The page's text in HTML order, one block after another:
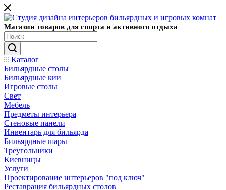
Магазин товаров для спорта и активного отдыха
Каталог
Бильярдные столы
Бильярдные кии
Игровые столы
Свет
Мебель
Предметы интерьера
Стеновые панели
Инвентарь для бильярда
Бильярдные шары
Треугольники
Киевницы
Услуги
Проектирование интерьеров "под ключ"
Реставрация бильярдных столов